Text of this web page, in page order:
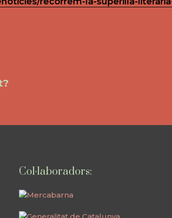
Col·laboradors: